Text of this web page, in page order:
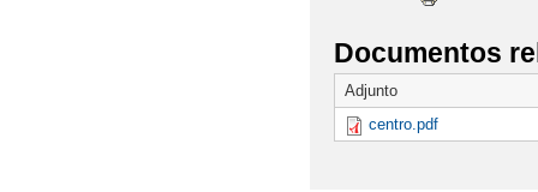
NUEVO
NORMAS DE
PARTICIPAMOS EN
Documentos
Adjunto
centro.pdf